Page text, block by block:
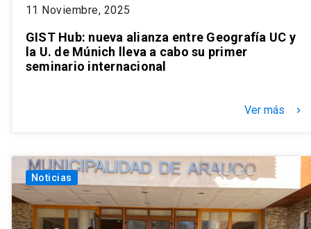
11 Noviembre, 2025
GIST Hub: nueva alianza entre Geografía UC y
la U. de Múnich lleva a cabo su primer
seminario internacional
Ver más keyboard_arrow_right
Noticias